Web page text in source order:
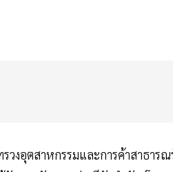
วงอุตสาหกรรมและการค้าสาธา